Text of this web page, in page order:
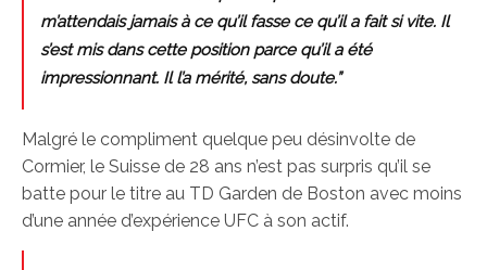
m’attendais jamais à ce qu’il fasse ce qu’il a fait si vite. Il
s’est mis dans cette position parce qu’il a été
impressionnant. Il l’a mérité, sans doute.”
Malgré le compliment quelque peu désinvolte de
Cormier, le Suisse de 28 ans n’est pas surpris qu’il se
batte pour le titre au TD Garden de Boston avec moins
d’une année d’expérience UFC à son actif.